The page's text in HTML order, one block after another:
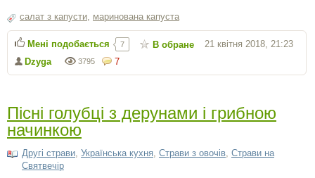
салат з капусти, маринована капуста
7
3795
Dzyga
21 квітня 2018, 21:23
Мені подобається 7 В обране
Пісні голубці з дерунами і грибною
начинкою
Другі страви, Українська кухня, Страви з овочів, Страви на
Святвечір